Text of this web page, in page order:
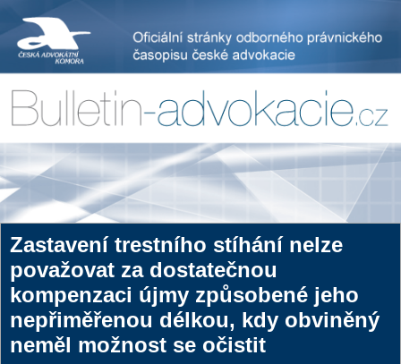
Zastavení trestního stíhání nelze
považovat za dostatečnou
kompenzaci újmy způsobené jeho
nepřiměřenou délkou, kdy obviněný
neměl možnost se očistit